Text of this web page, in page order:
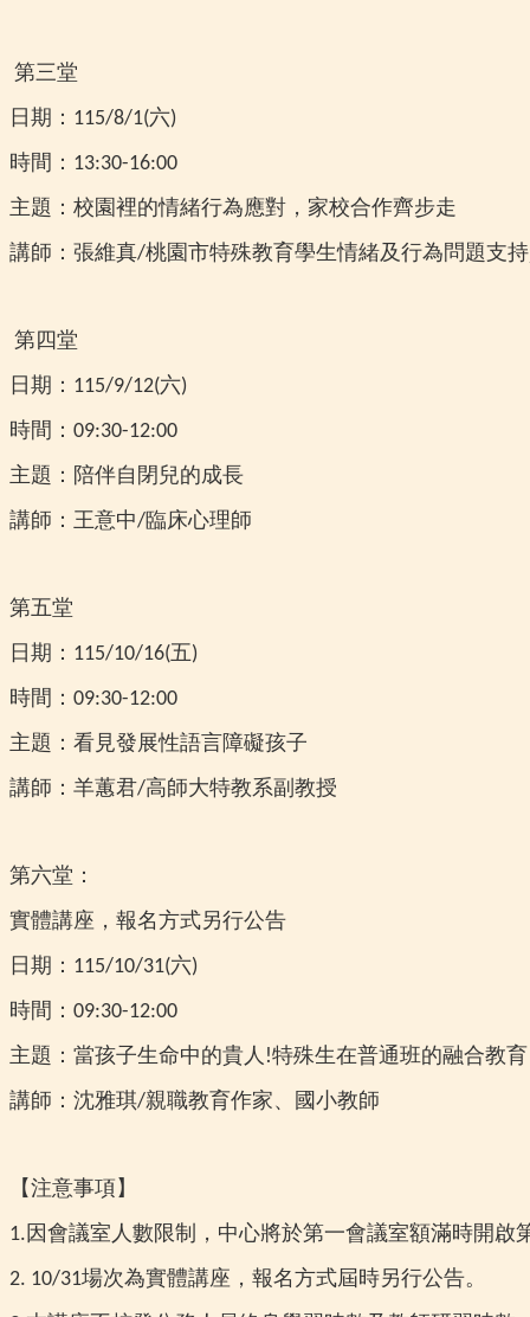
第三堂
日期： 115/8/1(六)
時間： 13:30-16:00
主題：校園裡的情緒行為應對，家校合作齊步走
講師：張維真/桃園市特殊教育學生情緒及行為問題支
第四堂
日期： 115/9/12(六)
時間： 09:30-12:00
主題：陪伴自閉兒的成長
講師：王意中/臨床心理師
第五堂
日期： 115/10/16(五)
時間： 09:30-12:00
主題：看見發展性語言障礙孩子
講師：羊蕙君/高師大特教系副教授
第六堂：
實體講座，報名方式另行公告
日期： 115/10/31(六)
時間： 09:30-12:00
主題：當孩子生命中的貴人 !特殊生在普通班的融合教育
講師：沈雅琪/親職教育作家、國小教師
【注意事項】
1. 因會議室人數限制，中心將於第一會議室額滿時開啟
2. 10/31場次為實體講座，報名方式屆時另行公告。